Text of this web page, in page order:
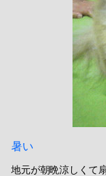
暑い
地元が朝晩涼しくて